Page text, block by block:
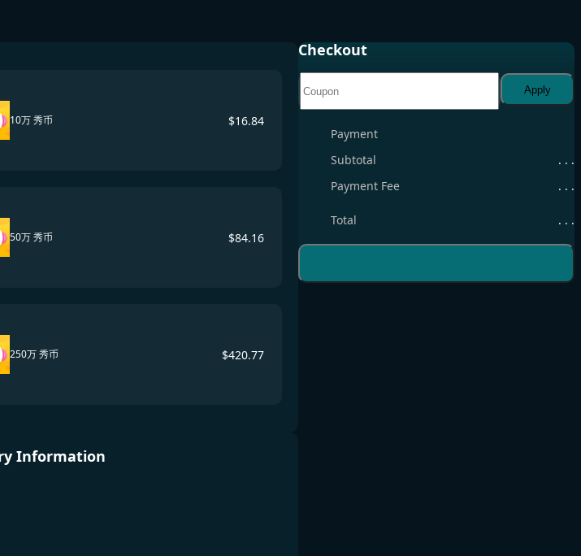
10万 秀币 $16.84
50万 秀币 $84.16
250万 秀币 $420.77
Information
Checkout
Apply
Payment
Subtotal
. . .
Payment Fee
. . .
Total . . .